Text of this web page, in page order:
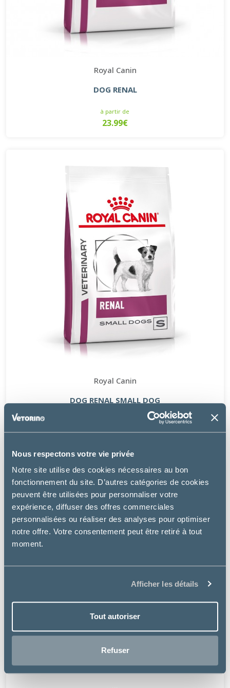
Nous respectons votre vie privée
Notre site utilise des cookies nécessaires au bon
fonctionnement du site. D’autres catégories de cookies
peuvent être utilisées pour personnaliser votre
expérience, diffuser des offres commerciales
personnalisées ou réaliser des analyses pour optimiser
notre offre. Votre consentement peut être retiré à tout
moment.
Afficher les détails
Tout autoriser
Refuser
Royal Canin
DOG RENAL
à partir de
23.99€
Royal Canin
DOG RENAL SMALL DOG
7.99€